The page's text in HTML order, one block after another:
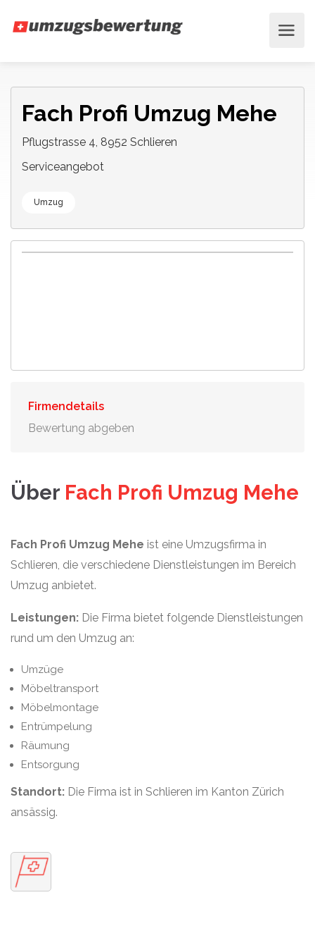
Fach Profi Umzug Mehe
Pflugstrasse 4, 8952 Schlieren
Serviceangebot
Umzug
Firmendetails
Bewertung abgeben
Über Fach Profi Umzug Mehe
Fach Profi Umzug Mehe ist eine Umzugsfirma in
Schlieren, die verschiedene Dienstleistungen im Bereich
Umzug anbietet.
Leistungen: Die Firma bietet folgende Dienstleistungen
rund um den Umzug an:
Umzüge
Möbeltransport
Möbelmontage
Entrümpelung
Räumung
Entsorgung
Standort: Die Firma ist in Schlieren im Kanton Zürich
ansässig.